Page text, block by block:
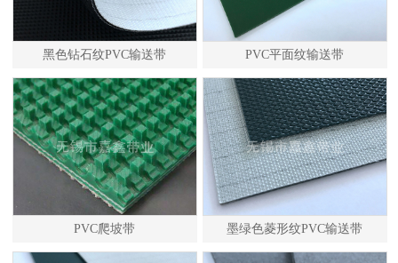
黑色钻石纹PVC输送带 PVC平面纹输送带
PVC爬坡带 墨绿色菱形纹PVC输送带